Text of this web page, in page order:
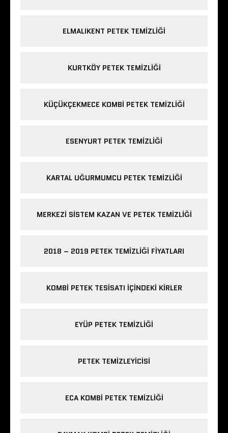
ELMALIKENT PETEK TEMIZLIĞI
KURTKÖY PETEK TEMIZLIĞI
KÜÇÜKÇEKMECE KOMBI PETEK TEMIZLIĞI
ESENYURT PETEK TEMIZLIĞI
KARTAL UĞURMUMCU PETEK TEMIZLIĞI
MERKEZI SISTEM KAZAN VE PETEK TEMIZLIĞI
2018 – 2019 PETEK TEMIZLIĞI FIYATLARI
KOMBI PETEK TESISATI IÇINDEKI KIRLER
EYÜP PETEK TEMIZLIĞI
PETEK TEMIZLEYICISI
ECA KOMBI PETEK TEMIZLIĞI